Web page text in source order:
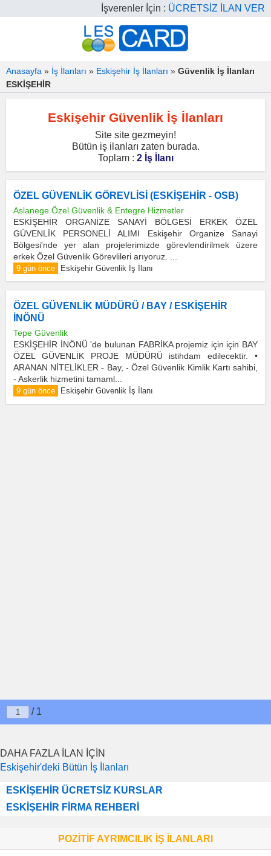
İşverenler İçin : ÜCRETSİZ İLAN VER
Anasayfa » İş İlanları » Eskişehir İş İlanları » Güvenlik İş İlanları
ESKİŞEHİR
Eskişehir Güvenlik İş İlanları
Site site gezmeyin!
Bütün iş ilanları zaten burada.
Toplam : 2 İş İlanı
ÖZEL GÜVENLİK GÖREVLİSİ (ESKİŞEHİR - OSB)
Aslanege Özel Güvenlik & Entegre Hizmetler
ESKİŞEHİR ORGANİZE SANAYİ BÖLGESİ ERKEK ÖZEL
GÜVENLİK PERSONELİ ALIMI Eskişehir Organize Sanayi
Bölgesi'nde yer alan projelerimizde görevlendirilmek üzere
erkek Özel Güvenlik Görevlileri arıyoruz. ...
9 gün önce Eskişehir Güvenlik İş İlanı
ÖZEL GÜVENLİK MÜDÜRÜ / BAY / ESKİŞEHİR
İNÖNÜ
Tepe Güvenlik
ESKİŞEHİR İNÖNÜ 'de bulunan FABRİKA projemiz için için BAY
ÖZEL GÜVENLİK PROJE MÜDÜRÜ istihdam edilecektir. •
ARANAN NİTELİKLER - Bay, - Özel Güvenlik Kimlik Kartı sahibi,
- Askerlik hizmetini tamaml...
9 gün önce Eskişehir Güvenlik İş İlanı
/ 1
DAHA FAZLA İLAN İÇİN
Eskişehir'deki Bütün İş İlanları
ESKİŞEHİR ÜCRETSİZ KURSLAR
ESKİŞEHİR FİRMA REHBERİ
POZİTİF AYRIMCILIK İŞ İLANLARI